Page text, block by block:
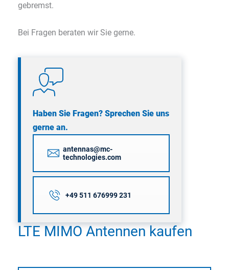
gebremst.
Bei Fragen beraten wir Sie gerne.
Haben Sie Fragen? Sprechen Sie uns
gerne an.
antennas@mc-
technologies.com
+49 511 676999 231
LTE MIMO Antennen kaufen